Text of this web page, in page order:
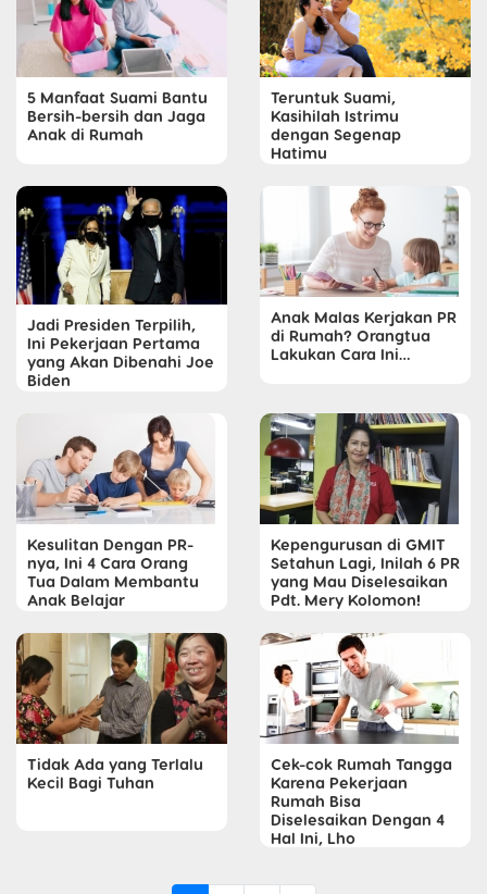
5 Manfaat Suami Bantu
Bersih-bersih dan Jaga
Anak di Rumah
Teruntuk Suami,
Kasihilah Istrimu
dengan Segenap
Hatimu
Jadi Presiden Terpilih,
Ini Pekerjaan Pertama
yang Akan Dibenahi Joe
Biden
Anak Malas Kerjakan PR
di Rumah? Orangtua
Lakukan Cara Ini…
Kesulitan Dengan PR-
nya, Ini 4 Cara Orang
Tua Dalam Membantu
Anak Belajar
Kepengurusan di GMIT
Setahun Lagi, Inilah 6 PR
yang Mau Diselesaikan
Pdt. Mery Kolomon!
Tidak Ada yang Terlalu
Kecil Bagi Tuhan
Cek-cok Rumah Tangga
Karena Pekerjaan
Rumah Bisa
Diselesaikan Dengan 4
Hal Ini, Lho